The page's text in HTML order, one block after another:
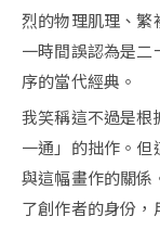
烈的物理肌理、繁
一時間誤認為是二
序的當代經典。
我笑稱這不過是根
一通」的拙作。但
與這幅畫作的關係
了創作者的身份，